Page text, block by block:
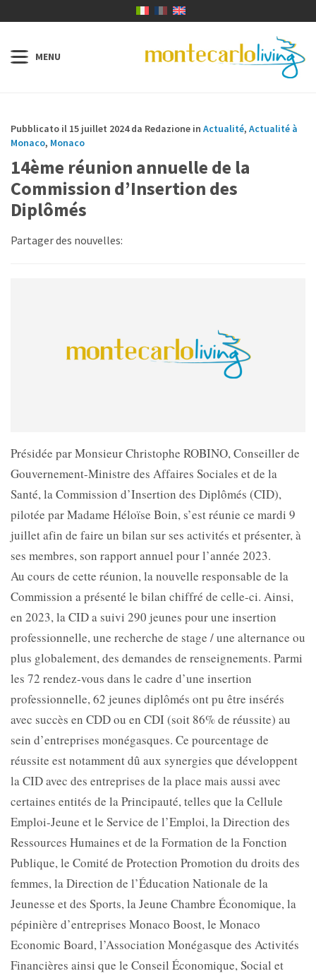
Pubblicato il 15 juillet 2024 da Redazione in Actualité, Actualité à
Monaco, Monaco
14ème réunion annuelle de la
Commission d’Insertion des
Diplômés
Partager des nouvelles:
Présidée par Monsieur Christophe ROBINO, Conseiller de
Gouvernement-Ministre des Affaires Sociales et de la
Santé, la Commission d’Insertion des Diplômés (CID),
pilotée par Madame Héloïse Boin, s’est réunie ce mardi 9
juillet afin de faire un bilan sur ses activités et présenter, à
ses membres, son rapport annuel pour l’année 2023.
Au cours de cette réunion, la nouvelle responsable de la
Commission a présenté le bilan chiffré de celle-ci. Ainsi,
en 2023, la CID a suivi 290 jeunes pour une insertion
professionnelle, une recherche de stage / une alternance ou
plus globalement, des demandes de renseignements. Parmi
les 72 rendez-vous dans le cadre d’une insertion
professionnelle, 62 jeunes diplômés ont pu être insérés
avec succès en CDD ou en CDI (soit 86% de réussite) au
sein d’entreprises monégasques. Ce pourcentage de
réussite est notamment dû aux synergies que développent
la CID avec des entreprises de la place mais aussi avec
certaines entités de la Principauté, telles que la Cellule
Emploi-Jeune et le Service de l’Emploi, la Direction des
Ressources Humaines et de la Formation de la Fonction
Publique, le Comité de Protection Promotion du droits des
femmes, la Direction de l’Éducation Nationale de la
Jeunesse et des Sports, la Jeune Chambre Économique, la
pépinière d’entreprises Monaco Boost, le Monaco
Economic Board, l’Association Monégasque des Activités
Financières ainsi que le Conseil Économique, Social et